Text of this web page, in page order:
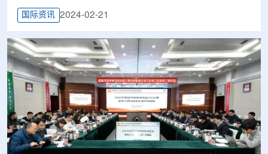
国际资讯 2024-02-21